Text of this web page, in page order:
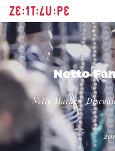
Netto
Netto Marken-